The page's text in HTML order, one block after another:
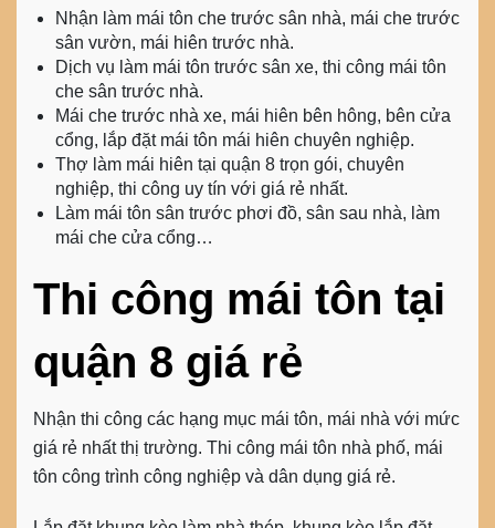
Nhận làm mái tôn che trước sân nhà, mái che trước
sân vườn, mái hiên trước nhà.
Dịch vụ làm mái tôn trước sân xe, thi công mái tôn
che sân trước nhà.
Mái che trước nhà xe, mái hiên bên hông, bên cửa
cổng, lắp đặt mái tôn mái hiên chuyên nghiệp.
Thợ làm mái hiên tại quận 8 trọn gói, chuyên
nghiệp, thi công uy tín với giá rẻ nhất.
Làm mái tôn sân trước phơi đồ, sân sau nhà, làm
mái che cửa cổng…
Thi công mái tôn tại
quận 8 giá rẻ
Nhận thi công các hạng mục mái tôn, mái nhà với mức
giá rẻ nhất thị trường. Thi công mái tôn nhà phố, mái
tôn công trình công nghiệp và dân dụng giá rẻ.